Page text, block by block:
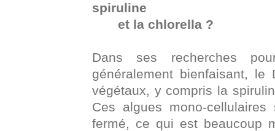
spiruline
et la chlorella ?
Dans ses recherches
généralement bienfaisant,
végétaux, y compris la
Ces algues mono-
fermé, ce qui est beaucoup